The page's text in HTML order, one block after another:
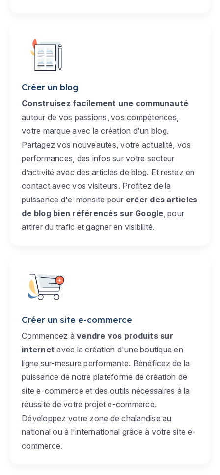
Créer un blog
Construisez facilement une communauté
autour de vos passions, vos compétences,
votre marque avec la création d'un blog.
Partagez vos nouveautés, votre actualité, vos
performances, des infos sur votre secteur
d’activité avec des articles de blog. Et restez en
contact avec vos visiteurs. Profitez de la
puissance d'e-monsite pour créer des articles
de blog bien référencés sur Google , pour
attirer du trafic et gagner en visibilité.
Créer un site e-commerce
Commencez à vendre vos produits sur
internet avec la création d'une boutique en
ligne sur-mesure performante. Bénéficez de la
puissance de notre plateforme de création de
site e-commerce et des outils nécessaires à la
réussite de votre projet e-commerce.
Développez votre zone de chalandise au
national ou à l'international grâce à votre site e-
commerce.